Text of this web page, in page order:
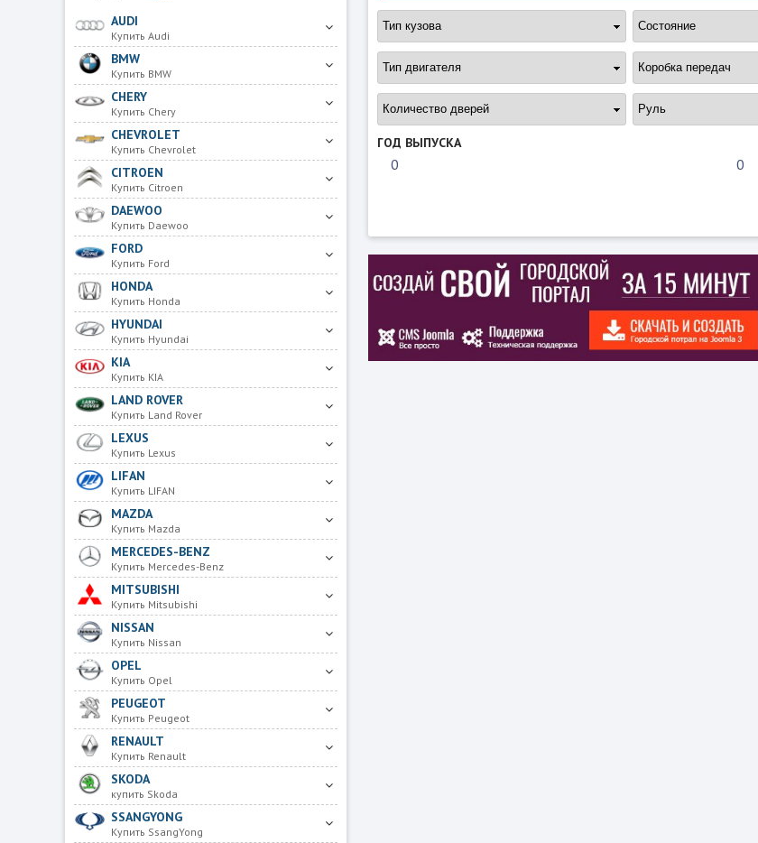
AUDI
Купить Audi
BMW
Купить BMW
CHERY
Купить Chery
CHEVROLET
Купить Chevrolet
CITROEN
Купить Citroen
DAEWOO
Купить Daewoo
FORD
Купить Ford
HONDA
Купить Honda
HYUNDAI
Купить Hyundai
KIA
Купить KIA
LAND ROVER
Купить Land Rover
LEXUS
Купить Lexus
LIFAN
Купить LIFAN
MAZDA
Купить Mazda
MERCEDES-BENZ
Купить Mercedes-Benz
MITSUBISHI
Купить Mitsubishi
NISSAN
Купить Nissan
OPEL
Купить Opel
PEUGEOT
Купить Peugeot
RENAULT
Купить Renault
SKODA
купить Skoda
SSANGYONG
Купить SsangYong
ГОД ВЫПУСКА